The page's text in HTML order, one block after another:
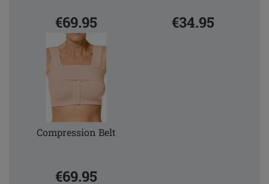
€69.95 €34.95
Compression Belt
€69.95